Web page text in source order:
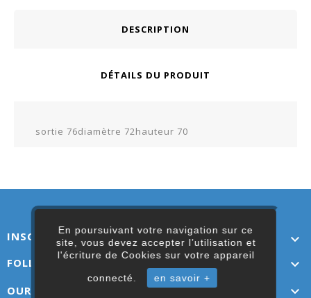
En poursuivant votre navigation sur ce
site, vous devez accepter l’utilisation et
l'écriture de Cookies sur votre appareil
connecté. en savoir +
DESCRIPTION
DÉTAILS DU PRODUIT
sortie 76diamètre 72hauteur 70
INSCRIVEZ-VOUS ICI 
FOLLOW US 
OUR LINKS 